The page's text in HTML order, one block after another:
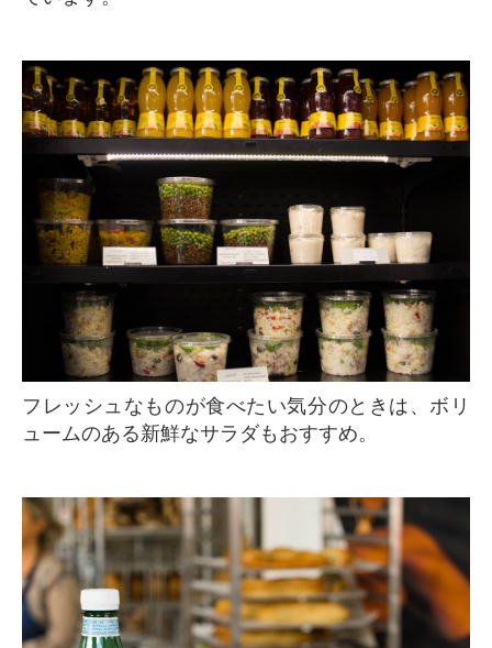
フレッシュなものが食べたい気分のときは、ボリ
ュームのある新鮮なサラダもおすすめ。